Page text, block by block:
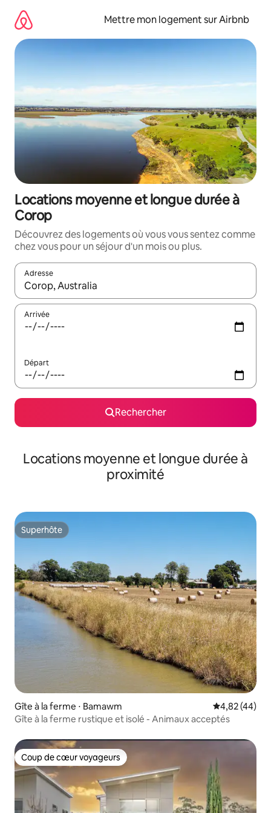
directement
contenu
Mettre mon logement sur Airbnb
Locations moyenne et longue durée à
Corop
Découvrez des logements où vous vous sentez comme
chez vous pour un séjour d'un mois ou plus.
Adresse
Lorsque les résultats s'affichent, utilisez les flèches vers le
Arrivée
Départ
Rechercher
Locations moyenne et longue durée à
proximité
Superhôte
Superhôte
Gîte à la ferme ⋅ Bamawm Évaluation
4,82 (44)
Gîte à la ferme rustique et isolé - Animaux acceptés
Coup de cœur voyageurs
Coup de cœur voyageurs